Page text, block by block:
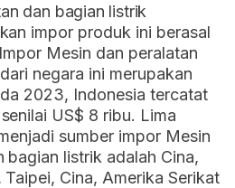
dan bagian listrik
impor produk ini berasal
Mesin dan peralatan
negara ini merupakan
2023, Indonesia tercatat
US$ 8 ribu. Lima
sumber impor Mesin
bagian listrik adalah Cina,
Cina, Amerika Serikat